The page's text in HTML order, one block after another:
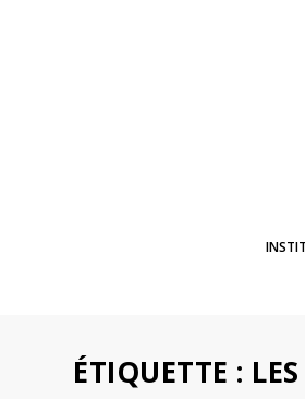
ÉTIQUETTE :